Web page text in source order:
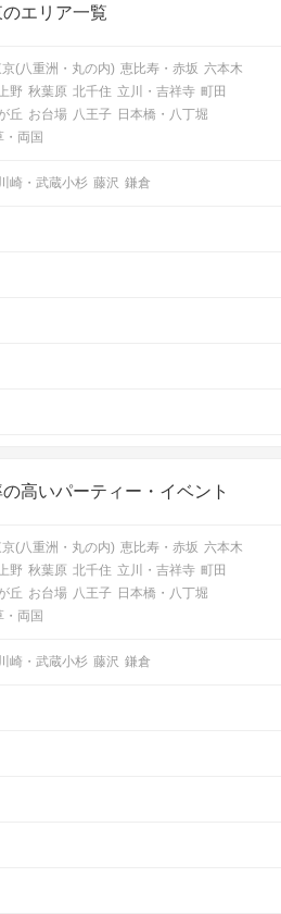
のエリア一覧
京(八重洲・丸の内) 恵比寿・赤坂 六本木
上野 秋葉原 北千住 立川・吉祥寺 町田
丘 お台場 八王子 日本橋・八丁堀
・両国
川崎・武蔵小杉 藤沢 鎌倉
高いパーティー・イベント
京(八重洲・丸の内) 恵比寿・赤坂 六本木
上野 秋葉原 北千住 立川・吉祥寺 町田
丘 お台場 八王子 日本橋・八丁堀
・両国
川崎・武蔵小杉 藤沢 鎌倉